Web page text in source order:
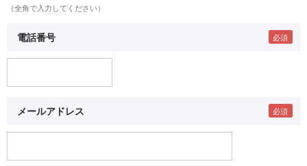
（全角で入力してください）
電話番号
メールアドレス